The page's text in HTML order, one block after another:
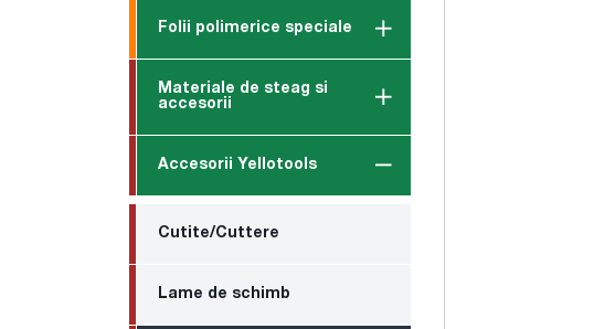
Folii polimerice speciale
Materiale de steag si
accesorii
Accesorii Yellotools
Cutite/Cuttere
Lame de schimb